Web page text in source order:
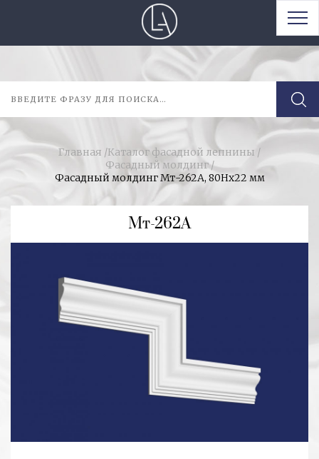
Главная /Каталог фасадной лепнины /
Фасадный молдинг/
Фасадный молдинг Мт-262А, 80Нх22 мм
Мт-262А